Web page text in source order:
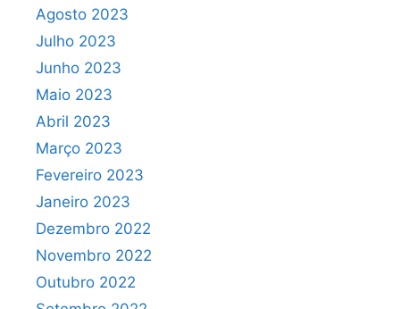
Agosto 2023
Julho 2023
Junho 2023
Maio 2023
Abril 2023
Março 2023
Fevereiro 2023
Janeiro 2023
Dezembro 2022
Novembro 2022
Outubro 2022